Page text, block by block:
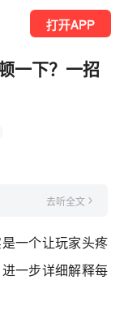
打开APP
一下？一招
去听全文
一个让玩家头疼
一步详细解释每